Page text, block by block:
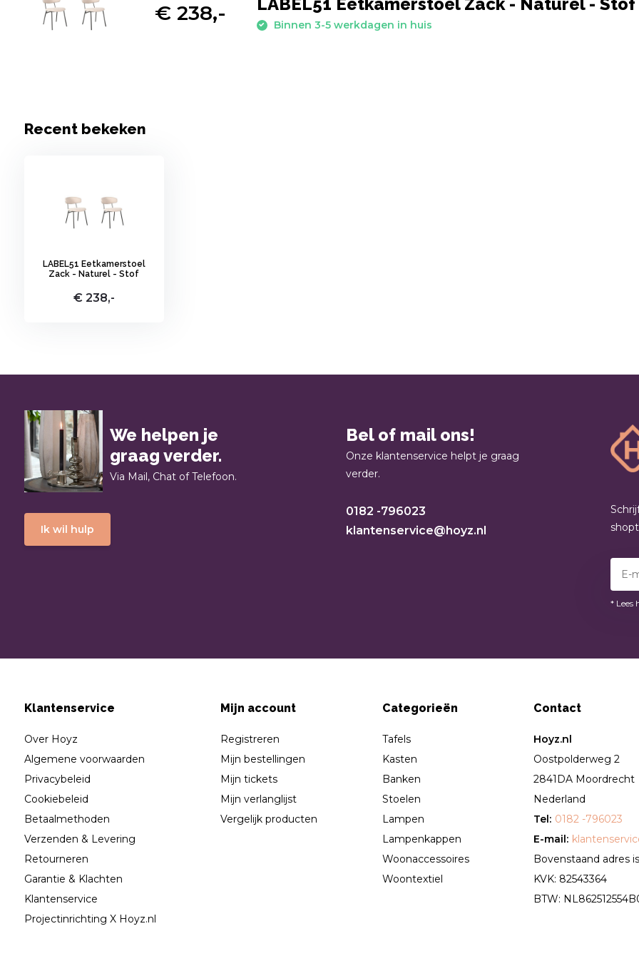
€ 238,-
Binnen 3-5 werkdagen in huis
Recent bekeken
LABEL51 Eetkamerstoel
Zack - Naturel - Stof
€ 238,-
We helpen je
graag verder.
Via Mail, Chat of Telefoon.
Ik wil hulp
Bel of mail ons!
Onze klantenservice helpt je graag
verder.
0182 -796023
klantenservice@hoyz.nl
* Lees
Klantenservice
Over Hoyz
Algemene voorwaarden
Privacybeleid
Cookiebeleid
Betaalmethoden
Verzenden & Levering
Retourneren
Garantie & Klachten
Klantenservice
Projectinrichting X Hoyz.nl
Mijn account
Registreren
Mijn bestellingen
Mijn tickets
Mijn verlanglijst
Vergelijk producten
Categorieën
Tafels
Kasten
Banken
Stoelen
Lampen
Lampenkappen
Woonaccessoires
Woontextiel
Contact
Hoyz.nl
Oostpolderweg 2
2841DA Moordrecht
Nederland
Tel: 0182 -796023
E-mail:
Bovenstaand adres
KVK: 82543364
BTW: